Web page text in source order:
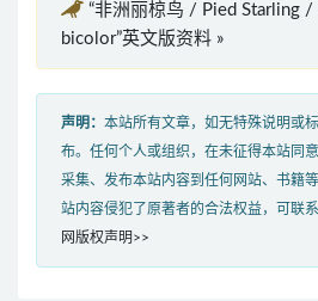
“非洲丽椋鸟 / Pied Starling /
bicolor”英文版资料 »
声明： 本站所有文章，如无特殊说明或
布。任何个人或组织，在未征得本站同
采集、发布本站内容到任何网站、书籍
站内容侵犯了原著者的合法权益，可联
网版权声明>>